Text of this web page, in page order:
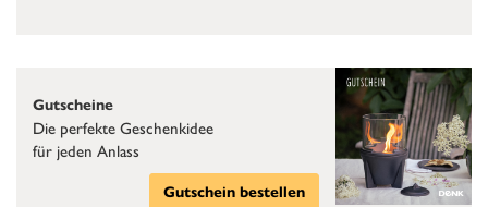
Gutscheine
Die perfekte Geschenkidee
für jeden Anlass
Gutschein bestellen